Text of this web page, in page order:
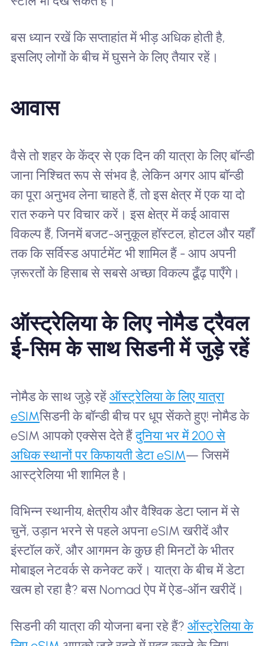
बस ध्यान रखें कि सप्ताहांत में भीड़ अधिक होती है,
इसलिए लोगों के बीच में घुसने के लिए तैयार रहें।
आवास
वैसे तो शहर के केंद्र से एक दिन की यात्रा के लिए बॉन्डी
जाना निश्चित रूप से संभव है, लेकिन अगर आप बॉन्डी
का पूरा अनुभव लेना चाहते हैं, तो इस क्षेत्र में एक या दो
रात रुकने पर विचार करें। इस क्षेत्र में कई आवास
विकल्प हैं, जिनमें बजट-अनुकूल हॉस्टल, होटल और यहाँ
तक कि सर्विस्ड अपार्टमेंट भी शामिल हैं - आप अपनी
ज़रूरतों के हिसाब से सबसे अच्छा विकल्प ढूँढ़ पाएँगे।
ऑस्ट्रेलिया के लिए नोमैड ट्रैवल
ई-सिम के साथ सिडनी में जुड़े रहें
नोमैड के साथ जुड़े रहें ऑस्ट्रेलिया के लिए यात्रा
eSIMसिडनी के बॉन्डी बीच पर धूप सेंकते हुए! नोमैड के
eSIM आपको एक्सेस देते हैंदुनिया भर में 200 से
अधिक स्थानों पर किफायती डेटा eSIM— जिसमें
आस्ट्रेलिया भी शामिल है।
विभिन्न स्थानीय, क्षेत्रीय और वैश्विक डेटा प्लान में से
चुनें, उड़ान भरने से पहले अपना eSIM खरीदें और
इंस्टॉल करें, और आगमन के कुछ ही मिनटों के भीतर
मोबाइल नेटवर्क से कनेक्ट करें। यात्रा के बीच में डेटा
खत्म हो रहा है? बस Nomad ऐप में ऐड-ऑन खरीदें।
सिडनी की यात्रा की योजना बना रहे हैं? ऑस्ट्रेलिया के